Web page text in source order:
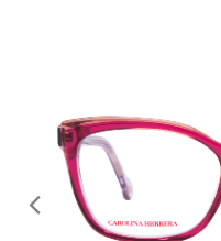
Edellinen